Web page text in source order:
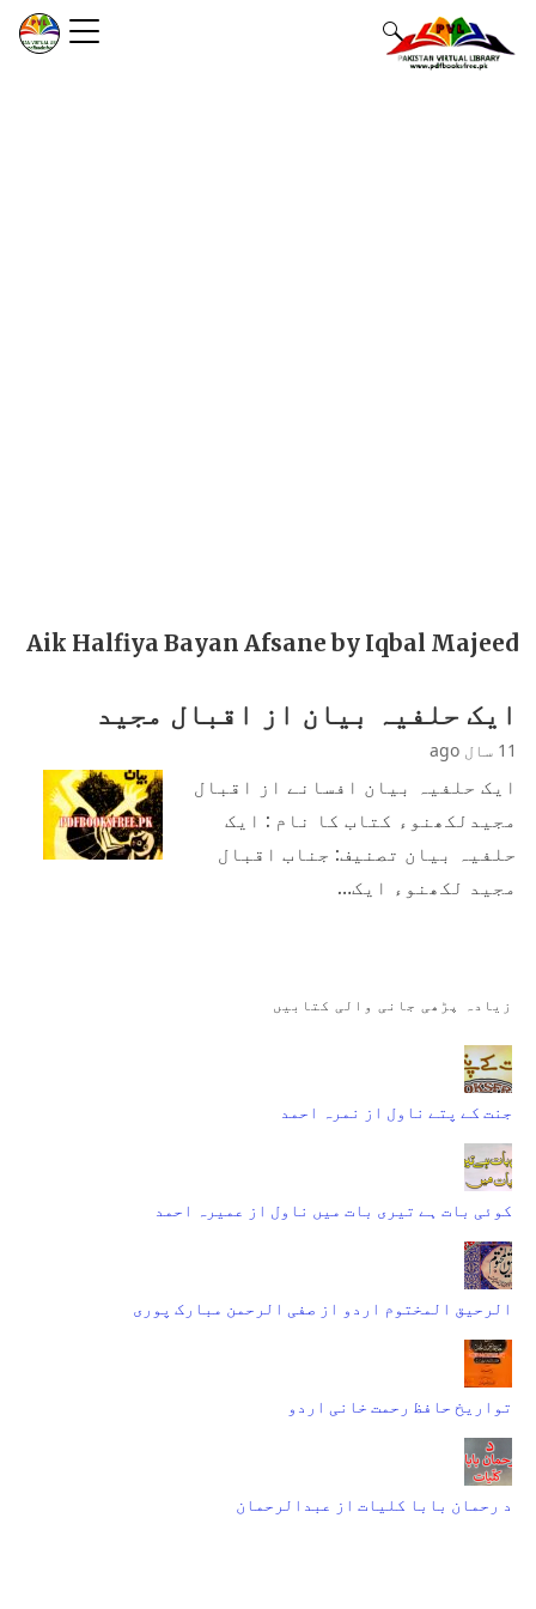
Aik Halfiya Bayan Afsane by Iqbal Majeed
ایک حلفیہ بیان از اقبال مجید
11 سال ago
ایک حلفیہ بیان افسانے از اقبال
مجیدلکھنوء کتاب کا نام : ایک
حلفیہ بیان تصنیف: جناب اقبال
مجید لکھنوء ایک…
زیادہ پڑھی جانی والی کتابیں
جنت کے پتے ناول از نمرہ احمد
کوئی بات ہے تیری بات میں ناول از عمیرہ احمد
الرحیق المختوم اردو از صفی الرحمن مبارک پوری
تواریخ حافظ رحمت خانی اردو
د رحمان بابا کلیات از عبدالرحمان